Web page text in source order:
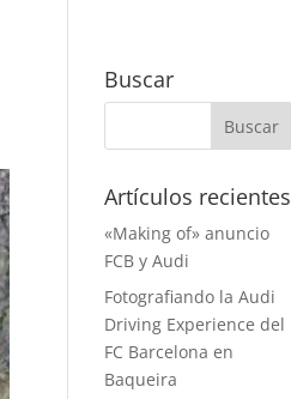
Buscar
Artículos recientes
«Making of» anuncio
FCB y Audi
Fotografiando la Audi
Driving Experience del
FC Barcelona en
Baqueira